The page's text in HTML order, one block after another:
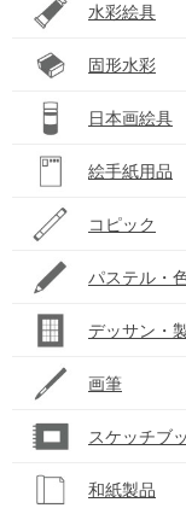
水彩絵具
固形水彩
日本画絵具
絵手紙用品
コピック
パステル・
デッサン・
画筆
スケッチブ
和紙製品